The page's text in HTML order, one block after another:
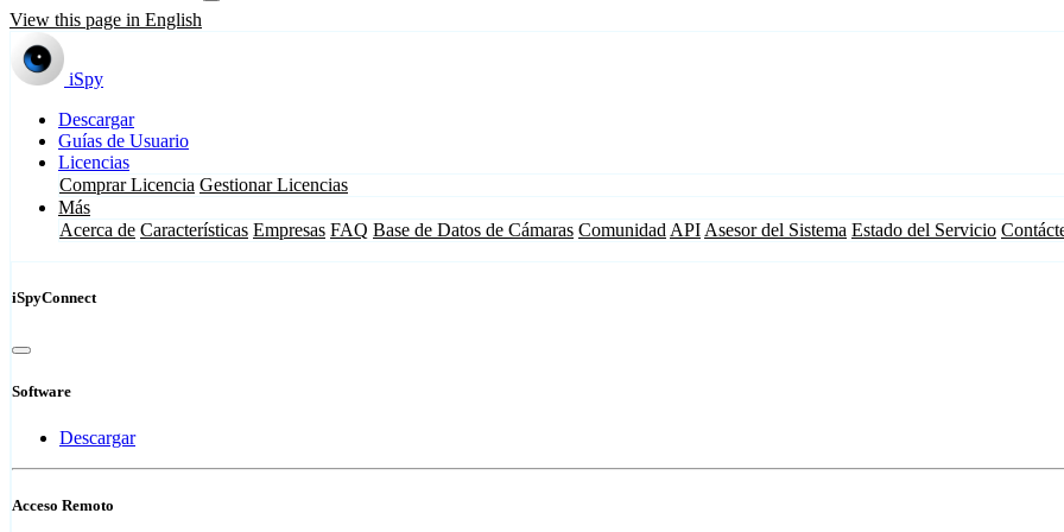
View this page in English
iSpy
Descargar
Guías de Usuario
Licencias
Comprar Licencia Gestionar Licencias
Más
Acerca de Características Empresas FAQ Base de Datos de Cámaras Comunidad API Asesor del Sistema Estado del Servicio
iSpyConnect
Software
Descargar
Acceso Remoto